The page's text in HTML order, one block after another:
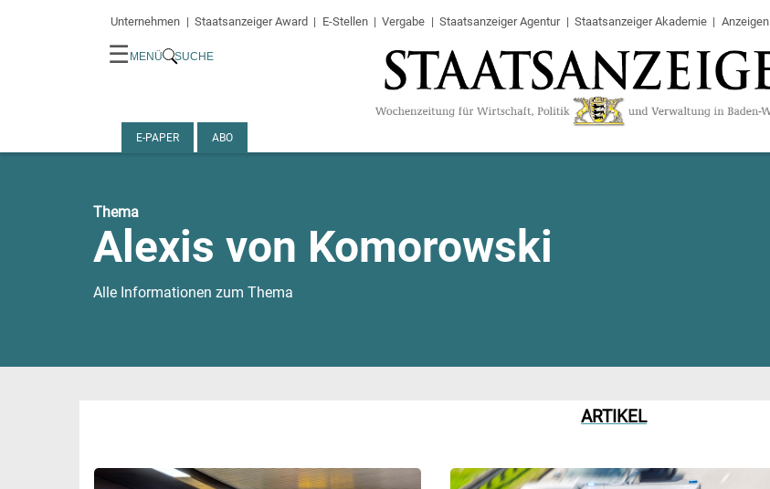
Unternehmen Staatsanzeiger Award E-Stellen Vergabe Staatsanzeiger Agentur Staatsanzeiger Akademie Anzeigen
☰ MENÜ SUCHE
E-PAPER ABO
Thema
Alexis von Komorowski
Alle Informationen zum Thema
ARTIKEL